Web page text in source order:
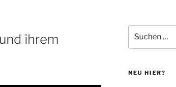
ihrem
nach:
NEU HIER?